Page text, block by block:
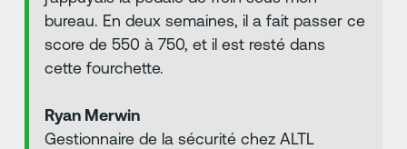
bureau. En deux semaines, il a fait passer ce
score de 550 à 750, et il est resté dans
cette fourchette.
Ryan Merwin
Gestionnaire de la sécurité chez ALTL